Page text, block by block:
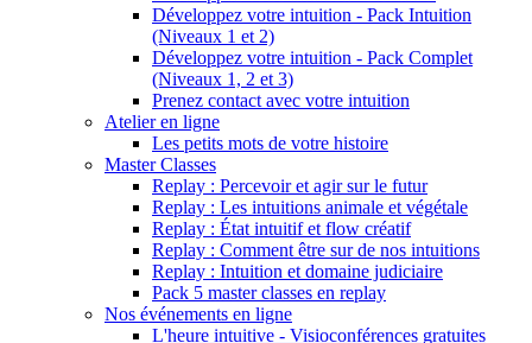
Développez votre intuition - Pack Intuition
(Niveaux 1 et 2)
Développez votre intuition - Pack Complet
(Niveaux 1, 2 et 3)
Prenez contact avec votre intuition
Atelier en ligne
Les petits mots de votre histoire
Master Classes
Replay : Percevoir et agir sur le futur
Replay : Les intuitions animale et végétale
Replay : État intuitif et flow créatif
Replay : Comment être sur de nos intuitions
Replay : Intuition et domaine judiciaire
Pack 5 master classes en replay
Nos événements en ligne
L'heure intuitive - Visioconférences gratuites